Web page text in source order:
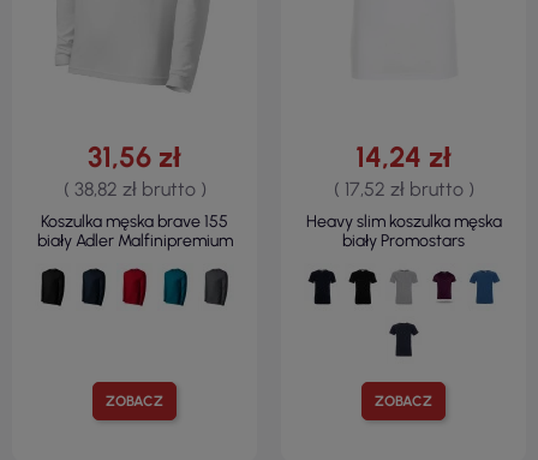
ZOBACZ
31,56 zł
( 38,82 zł brutto )
Koszulka męska brave 155
biały Adler Malfinipremium
ZOBACZ
14,24 zł
( 17,52 zł brutto )
Heavy slim koszulka męska
biały Promostars